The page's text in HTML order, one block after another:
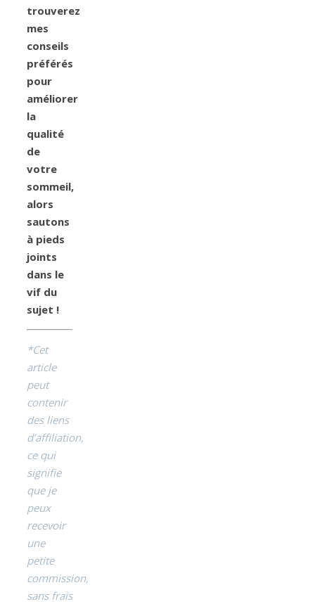
trouverez
mes
conseils
préférés
pour
améliorer
la
qualité
de
votre
sommeil,
alors
sautons
à pieds
joints
dans le
vif du
sujet !
*Cet
article
peut
contenir
des liens
d’affiliation,
ce qui
signifie
que je
peux
recevoir
une
petite
commission,
sans frais